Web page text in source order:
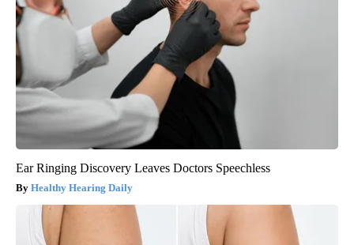
Ear Ringing Discovery Leaves Doctors Speechless
Healthy Hearing Daily